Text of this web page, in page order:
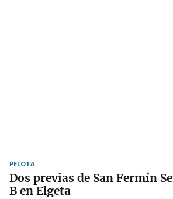
PELOTA
Dos previas de San Fermín
B en Elgeta